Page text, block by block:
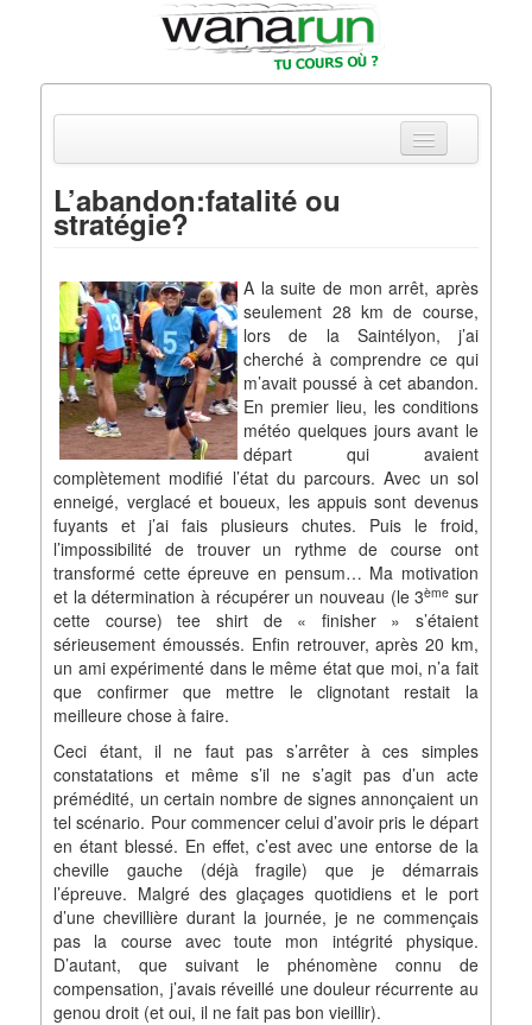
Actualités
Parcours & Courses
Outils & Réseaux
L’abandon:fatalité ou
stratégie?
A la suite de mon arrêt, après
seulement 28 km de course,
lors de la Saintélyon, j’ai
cherché à comprendre ce qui
m’avait poussé à cet abandon.
En premier lieu, les conditions
météo quelques jours avant le
départ qui avaient
complètement modifié l’état du parcours. Avec un sol
enneigé, verglacé et boueux, les appuis sont devenus
fuyants et j’ai fais plusieurs chutes. Puis le froid,
l’impossibilité de trouver un rythme de course ont
transformé cette épreuve en pensum… Ma motivation
et la détermination à récupérer un nouveau (le 3ème sur
cette course) tee shirt de « finisher » s’étaient
sérieusement émoussés. Enfin retrouver, après 20 km,
un ami expérimenté dans le même état que moi, n’a fait
que confirmer que mettre le clignotant restait la
meilleure chose à faire.
Ceci étant, il ne faut pas s’arrêter à ces simples
constatations et même s’il ne s’agit pas d’un acte
prémédité, un certain nombre de signes annonçaient un
tel scénario. Pour commencer celui d’avoir pris le départ
en étant blessé. En effet, c’est avec une entorse de la
cheville gauche (déjà fragile) que je démarrais
l’épreuve. Malgré des glaçages quotidiens et le port
d’une chevillière durant la journée, je ne commençais
pas la course avec toute mon intégrité physique.
D’autant, que suivant le phénomène connu de
compensation, j’avais réveillé une douleur récurrente au
genou droit (et oui, il ne fait pas bon vieillir).